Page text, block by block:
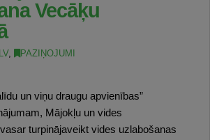
Vecāķu
LV, PAZIŅOJUMI
un viņu draugu apvienības”
Mājokļu un vides
turpinājaveikt vides uzlabošanas